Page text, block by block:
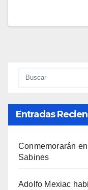
Entradas
Conmemorarán
Sabines
Adolfo Mexiac